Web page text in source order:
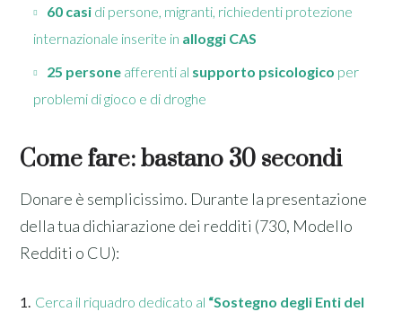
60 casi di persone, migranti, richiedenti protezione
internazionale inserite in alloggi CAS
25 persone afferenti al supporto psicologico per
problemi di gioco e di droghe
Come fare: bastano 30 secondi
Donare è semplicissimo. Durante la presentazione
della tua dichiarazione dei redditi (730, Modello
Redditi o CU):
Cerca il riquadro dedicato al “Sostegno degli Enti del